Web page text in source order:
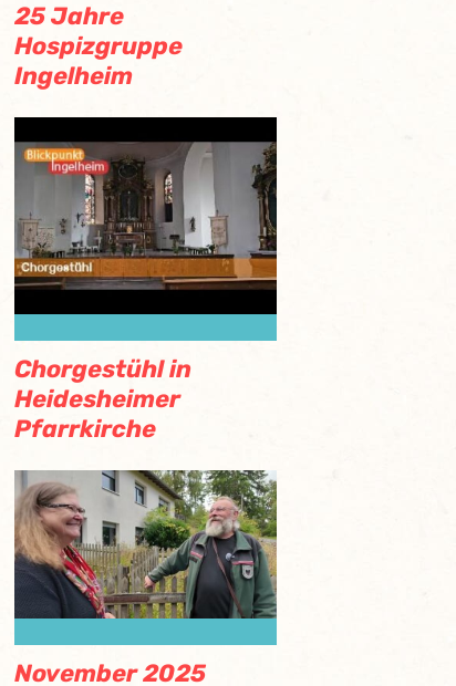
25 Jahre
Hospizgruppe
Ingelheim
Chorgestühl in
Heidesheimer
Pfarrkirche
November 2025